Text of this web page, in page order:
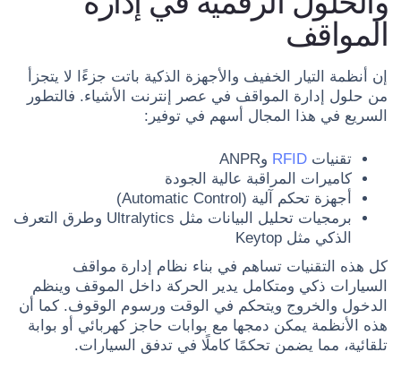
المواقف
إن أنظمة التيار الخفيف والأجهزة الذكية باتت جزءًا لا يتجزأ
من حلول إدارة المواقف في عصر إنترنت الأشياء. فالتطور
السريع في هذا المجال أسهم في توفير:
تقنيات RFID وANPR
كاميرات المراقبة عالية الجودة
أجهزة تحكم آلية (Automatic Control)
برمجيات تحليل البيانات مثل Ultralytics وطرق التعرف
الذكي مثل Keytop
كل هذه التقنيات تساهم في بناء نظام إدارة مواقف
السيارات ذكي ومتكامل يدير الحركة داخل الموقف وينظم
الدخول والخروج ويتحكم في الوقت ورسوم الوقوف. كما أن
هذه الأنظمة يمكن دمجها مع بوابات حاجز كهربائي أو بوابة
تلقائية، مما يضمن تحكمًا كاملًا في تدفق السيارات.